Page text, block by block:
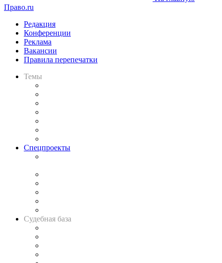
Право.ru
Редакция
Конференции
Реклама
Вакансии
Правила перепечатки
Темы
Спецпроекты
Судебная база